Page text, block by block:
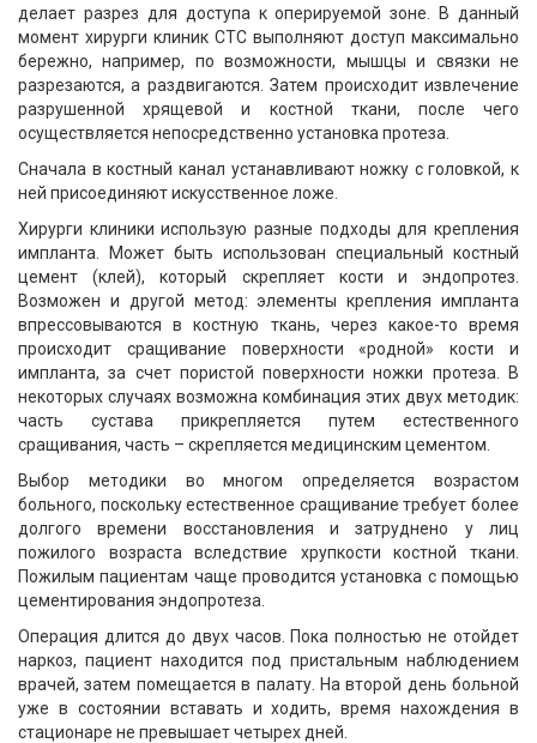
делает разрез для доступа к оперируемой зоне. В данный
момент хирурги клиник СТС выполняют доступ максимально
бережно, например, по возможности, мышцы и связки не
разрезаются, а раздвигаются. Затем происходит извлечение
разрушенной хрящевой и костной ткани, после чего
осуществляется непосредственно установка протеза.
Сначала в костный канал устанавливают ножку с головкой, к
ней присоединяют искусственное ложе.
Хирурги клиники использую разные подходы для крепления
импланта. Может быть использован специальный костный
цемент (клей), который скрепляет кости и эндопротез.
Возможен и другой метод: элементы крепления импланта
впрессовываются в костную ткань, через какое-то время
происходит сращивание поверхности «родной» кости и
импланта, за счет пористой поверхности ножки протеза. В
некоторых случаях возможна комбинация этих двух методик:
часть сустава прикрепляется путем естественного
сращивания, часть – скрепляется медицинским цементом.
Выбор методики во многом определяется возрастом
больного, поскольку естественное сращивание требует более
долгого времени восстановления и затруднено у лиц
пожилого возраста вследствие хрупкости костной ткани.
Пожилым пациентам чаще проводится установка с помощью
цементирования эндопротеза.
Операция длится до двух часов. Пока полностью не отойдет
наркоз, пациент находится под пристальным наблюдением
врачей, затем помещается в палату. На второй день больной
уже в состоянии вставать и ходить, время нахождения в
стационаре не превышает четырех дней.